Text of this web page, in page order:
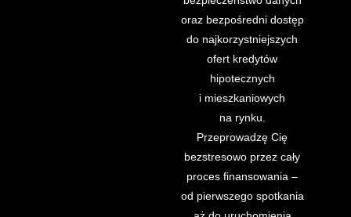
oraz bezpośredni dostęp
do najkorzystniejszych
ofert kredytów
hipotecznych
i mieszkaniowych
na rynku.
Przeprowadzę Cię
bezstresowo przez cały
proces finansowania –
od pierwszego spotkania